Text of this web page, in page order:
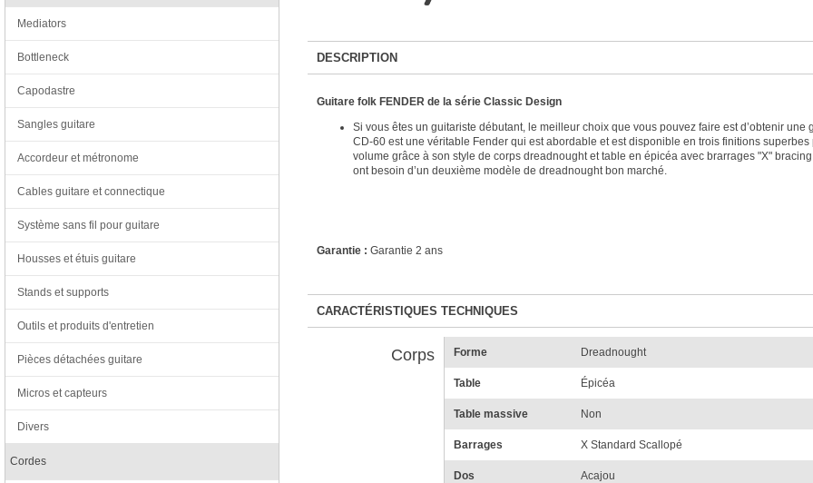
DESCRIPTION
Guitare folk FENDER de la série Classic Design
Si vous êtes un guitariste débutant, le meilleur choix que vous pouvez faire est d’obtenir
CD-60 est une véritable Fender qui est abordable et est disponible en trois finitions
volume grâce à son style de corps dreadnought et table en épicéa avec brarrages "X"
ont besoin d’un deuxième modèle de dreadnought bon marché.
Garantie : Garantie 2 ans
CARACTÉRISTIQUES TECHNIQUES
Corps Forme Dreadnought
Table Épicéa
Table massive Non
Barrages X Standard Scallopé
Dos Acajou
Mediators
Bottleneck
Capodastre
Sangles guitare
Accordeur et métronome
Cables guitare et connectique
Système sans fil pour guitare
Housses et étuis guitare
Stands et supports
Outils et produits d'entretien
Pièces détachées guitare
Micros et capteurs
Divers
Cordes